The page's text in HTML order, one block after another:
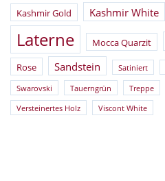
Kashmir Gold Kashmir White
Laterne Mocca Quarzit
Rose Sandstein Satiniert
Swarovski Tauerngrün Treppe
Versteinertes Holz Viscont White